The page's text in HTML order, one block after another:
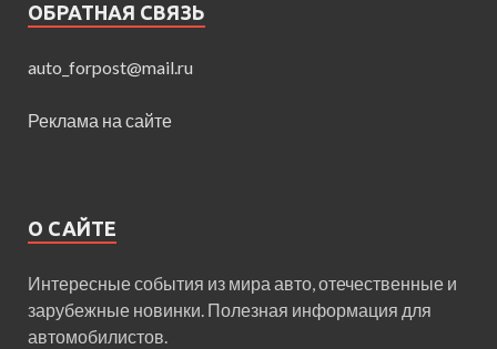
ОБРАТНАЯ СВЯЗЬ
auto_forpost@mail.ru
Реклама на сайте
О САЙТЕ
Интересные события из мира авто, отечественные и
зарубежные новинки. Полезная информация для
автомобилистов.